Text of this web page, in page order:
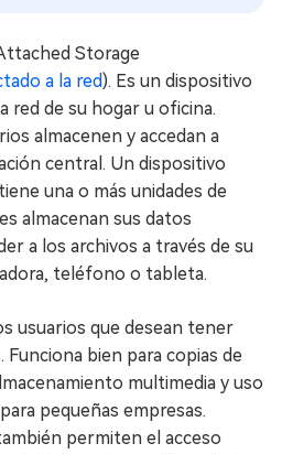
Storage
a la red). Es un dispositivo
red de su hogar u oficina.
almacenen y accedan a
central. Un dispositivo
una o más unidades de
almacenan sus datos
a los archivos a través de su
teléfono o tableta.
usuarios que desean tener
bien para copias de
multimedia y uso
pequeñas empresas.
permiten el acceso